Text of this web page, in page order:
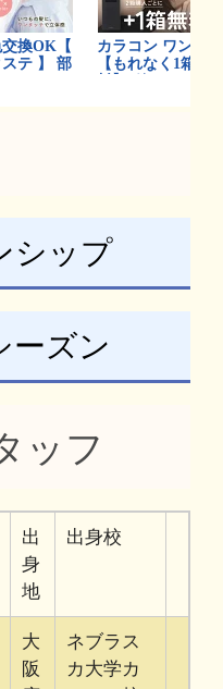
シップ
ーズン
ッフ
出
身
地
出身校
大
阪
ネブラス
カ大学カ